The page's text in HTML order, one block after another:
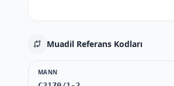
Muadil Referans Kodları
MANN